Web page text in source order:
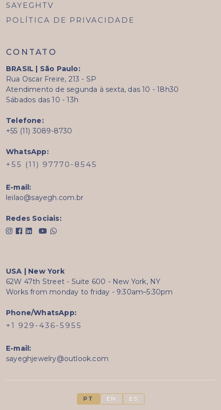
SAYEGHTV
POLÍTICA DE PRIVACIDADE
CONTATO
BRASIL | São Paulo:
Rua Oscar Freire, 213 - SP
Atendimento de segunda à sexta, das 10 - 18h30
Sábados das 10 - 13h
Telefone:
+55 (11) 3089-8730
WhatsApp:
+55 (11) 97770-8545
E-mail:
leilao@sayegh.com.br
Redes Sociais:
USA | New York
62W 47th Street - Suite 600 - New York, NY
Works from monday to friday - 9:30am–5:30pm
Phone/WhatsApp:
+1 929-436-5955
E-mail:
sayeghjewelry@outlook.com
PT EN ES